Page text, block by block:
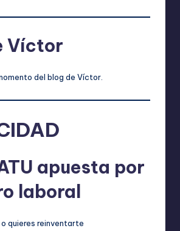
Víctor
del blog de Víctor.
apuesta por
laboral
quieres reinventarte